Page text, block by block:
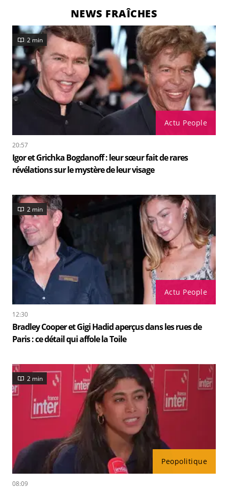
NEWS FRAÎCHES
Actu People
2 min
20:57
Igor et Grichka Bogdanoff : leur sœur fait de rares
révélations sur le mystère de leur visage
Actu People
2 min
12:30
Bradley Cooper et Gigi Hadid aperçus dans les rues de
Paris : ce détail qui affole la Toile
Peopolitique
2 min
08:09